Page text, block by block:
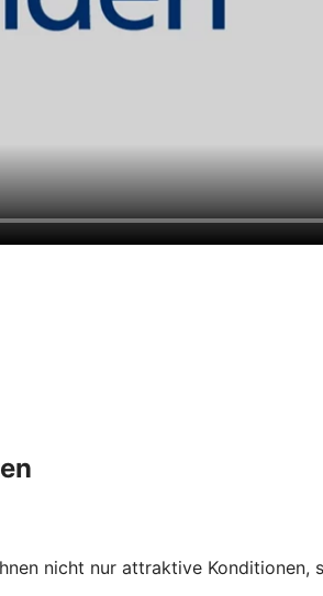
nicht nur attraktive Konditionen,